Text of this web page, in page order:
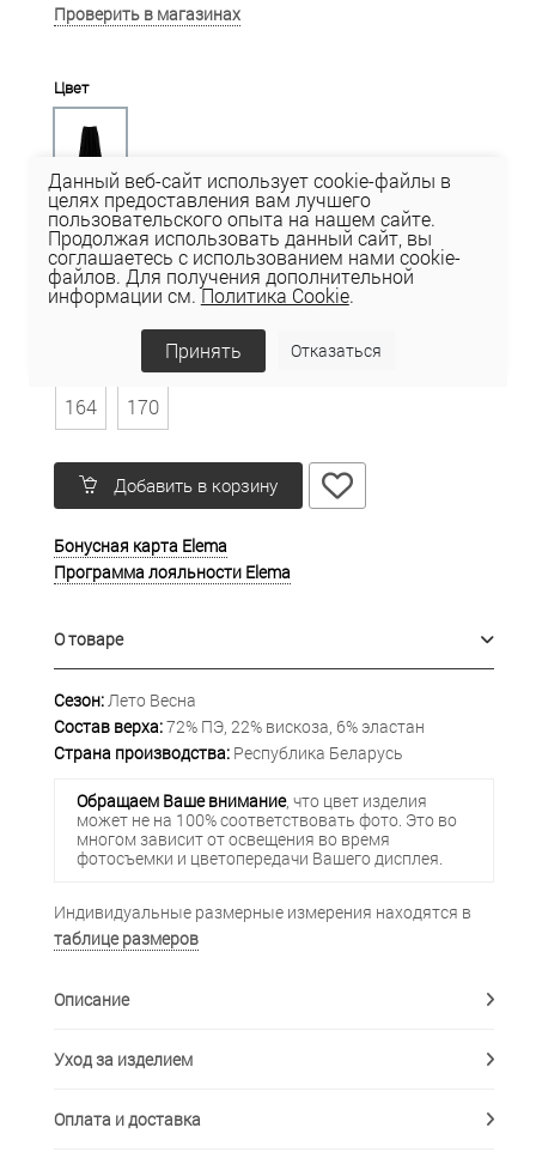
Проверить в магазинах
Цвет
Размер
42 44 46 48 50 52
Таблица размеров
164 170
Добавить в корзину
Бонусная карта Elema
Программа лояльности Elema
О товаре
Сезон:Лето Весна
Состав верха:72% ПЭ, 22% вискоза, 6% эластан
Страна производства: Республика Беларусь
Обращаем Ваше внимание, что цвет изделия
может не на 100% соответствовать фото. Это во
многом зависит от освещения во время
фотосъемки и цветопередачи Вашего дисплея.
Индивидуальные размерные измерения находятся в
таблице размеров
Описание
Уход за изделием
Оплата и доставка
Данный веб-сайт использует cookie-файлы в
целях предоставления вам лучшего
пользовательского опыта на нашем сайте.
Продолжая использовать данный сайт, вы
соглашаетесь с использованием нами cookie-
файлов. Для получения дополнительной
информации см.Политика Cookie.
Принять Отказаться